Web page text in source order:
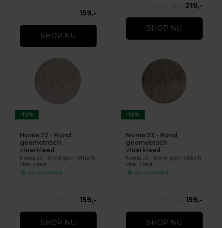
159,-
SHOP NU
219,-
SHOP NU
-10%
Noma 22 - Rond
geometrisch
vloerkleed
Noma 22 - Rond geometrisch
vloerkleed
op voorraad
159,-
SHOP NU
-10%
Noma 23 - Rond
geometrisch
vloerkleed
Noma 23 - Rond geometrisch
vloerkleed
op voorraad
159,-
SHOP NU